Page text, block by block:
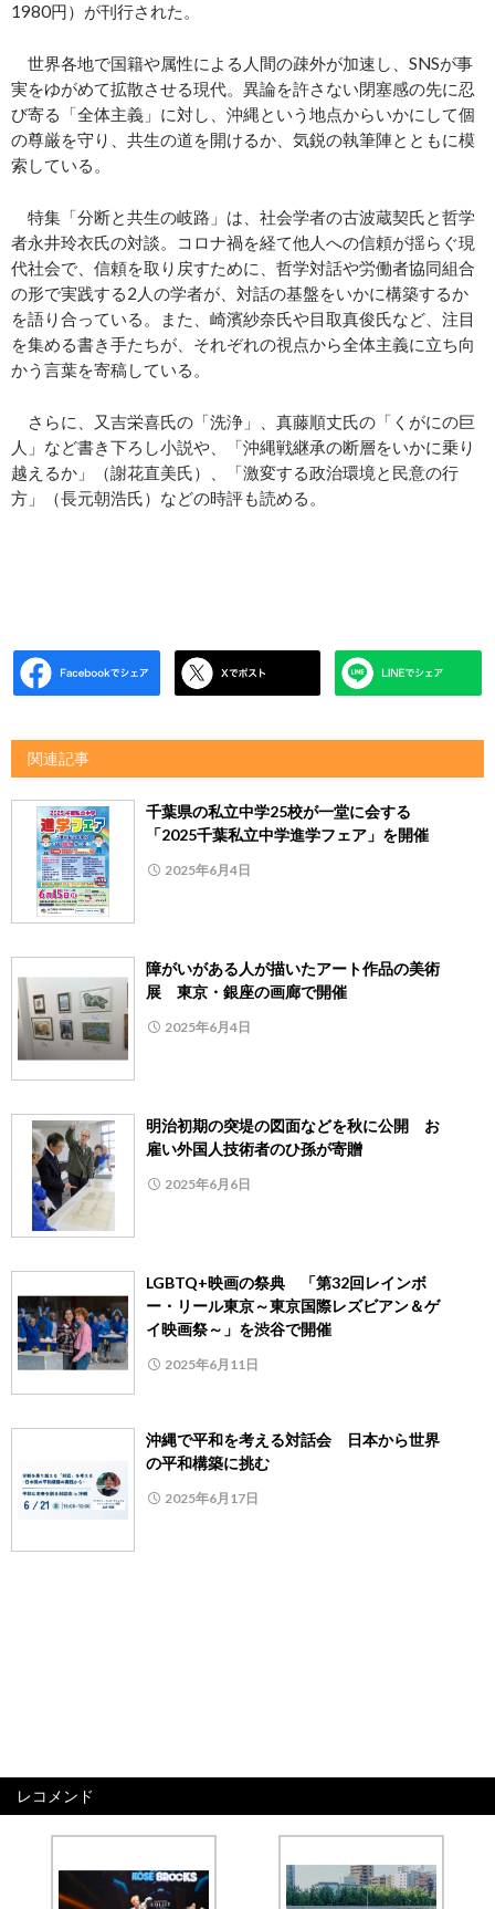
1980円）が刊行された。
世界各地で国籍や属性による人間の疎外が加速し、SNSが事
実をゆがめて拡散させる現代。異論を許さない閉塞感の先に忍
び寄る「全体主義」に対し、沖縄という地点からいかにして個
の尊厳を守り、共生の道を開けるか、気鋭の執筆陣とともに模
索している。
特集「分断と共生の岐路」は、社会学者の古波蔵契氏と哲学
者永井玲衣氏の対談。コロナ禍を経て他人への信頼が揺らぐ現
代社会で、信頼を取り戻すために、哲学対話や労働者協同組合
の形で実践する2人の学者が、対話の基盤をいかに構築するか
を語り合っている。また、崎濱紗奈氏や目取真俊氏など、注目
を集める書き手たちが、それぞれの視点から全体主義に立ち向
かう言葉を寄稿している。
さらに、又吉栄喜氏の「洗浄」、真藤順丈氏の「くがにの巨
人」など書き下ろし小説や、「沖縄戦継承の断層をいかに乗り
越えるか」（謝花直美氏）、「激変する政治環境と民意の行
方」（長元朝浩氏）などの時評も読める。
関連記事
千葉県の私立中学25校が一堂に会する
「2025千葉私立中学進学フェア」を開催
2025年6月4日
障がいがある人が描いたアート作品の美術
展 東京・銀座の画廊で開催
2025年6月4日
明治初期の突堤の図面などを秋に公開 お
雇い外国人技術者のひ孫が寄贈
2025年6月6日
LGBTQ+映画の祭典 「第32回レインボ
ー・リール東京～東京国際レズビアン＆ゲ
イ映画祭～」を渋谷で開催
2025年6月11日
沖縄で平和を考える対話会 日本から世界
の平和構築に挑む
2025年6月17日
レコメンド